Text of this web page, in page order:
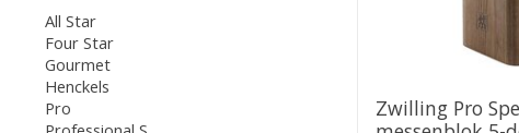
All Star
Four Star
Gourmet
Henckels
Pro
Zwilling Pro